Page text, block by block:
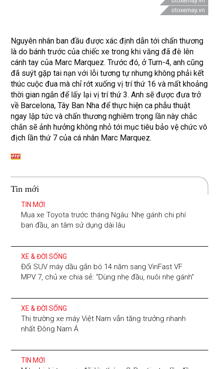
Nguyên nhân ban đầu được xác định dẫn tới chấn thương
là do bánh trước của chiếc xe trong khi văng đã đè lên
cánh tay của Marc Marquez. Trước đó, ở Turn-4, anh cũng
đã suýt gặp tai nạn với lỗi tương tự nhưng không phải kết
thúc cuộc đua mà chỉ rớt xuống vị trí thứ 16 và mất khoảng
thời gian ngắn để lấy lại vị trí thứ 3. Anh sẽ được đưa trở
về Barcelona, Tây Ban Nha để thực hiện ca phẫu thuật
ngay lập tức và chấn thương nghiêm trọng lần này chắc
chắn sẽ ảnh hưởng không nhỏ tới mục tiêu bảo vệ chức vô
địch lần thứ 7 của cá nhân Marc Marquez.
Tin mới
TIN MỚI
Mua xe Toyota trước tháng Ngâu: Nhẹ gánh chi phí
ban đầu, an tâm sử dụng dài lâu
XE & ĐỜI SỐNG
Đổi SUV máy dầu gắn bó 14 năm sang VinFast VF
MPV 7, chủ xe chia sẻ: “Dùng nhẹ đầu, nuôi nhẹ gánh”
XE & ĐỜI SỐNG
Thị trường xe máy Việt Nam vẫn tăng trưởng nhanh
nhất Đông Nam Á
TIN MỚI